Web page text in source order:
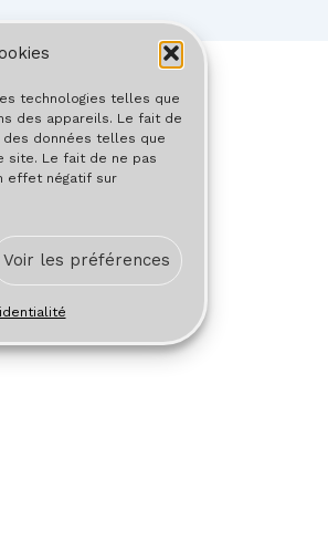
technologies telles que
des appareils. Le fait de
données telles que
site. Le fait de ne pas
effet négatif sur
Voir les préférences